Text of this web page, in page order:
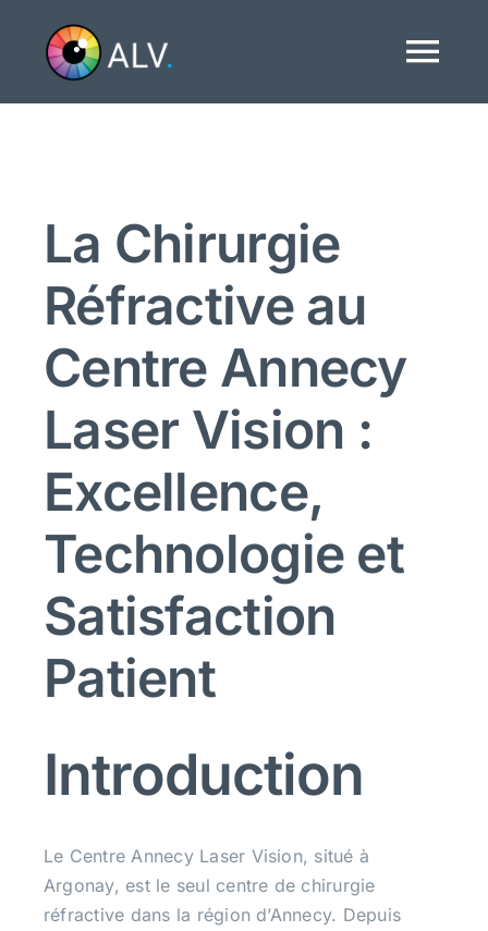
contenu
Traitements
Actualités
RDV
La Chirurgie
Réfractive au
Centre Annecy
Laser Vision :
Excellence,
Technologie et
Satisfaction
Patient
Introduction
Le Centre Annecy Laser Vision, situé à
Argonay, est le seul centre de chirurgie
réfractive dans la région d’Annecy. Depuis